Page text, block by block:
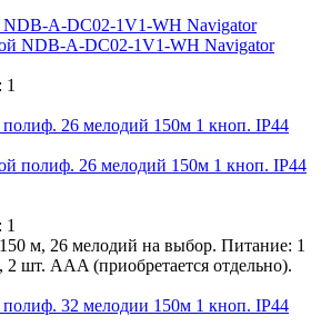
NDB-A-DC02-1V1-WH Navigator
1
26 мелодий 150м 1 кноп. IP44
1
м, 26 мелодий на выбор. Питание: 1
шт. AAA (приобретается отдельно).
32 мелодии 150м 1 кноп. IP44